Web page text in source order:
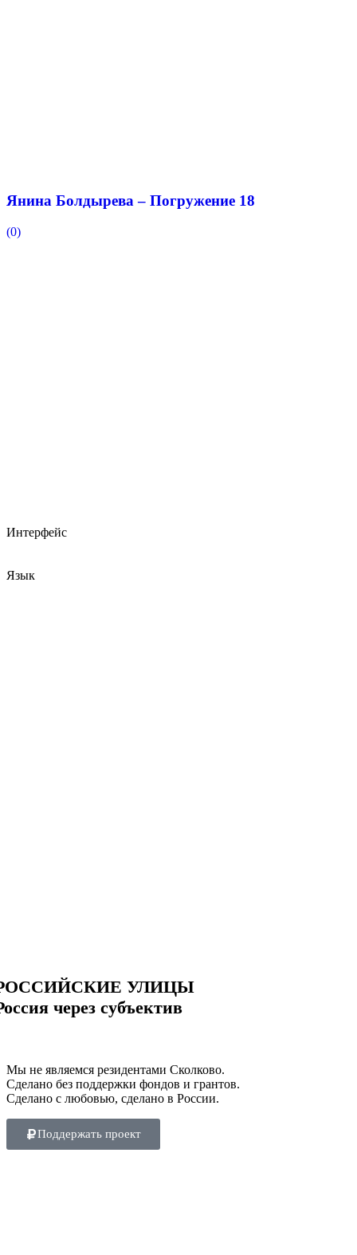
Янина Болдырева – Погружение 18
(0)
Интерфейс
Язык
УЛИЦЫ
через субъектив
Мы не являемся резидентами Сколково.
Сделано без поддержки фондов и грантов.
Сделано с любовью, сделано в России.
Поддержать проект